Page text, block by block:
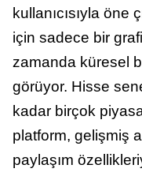
kullanıcısıyla öne
için sadece bir
zamanda küresel
görüyor. Hisse
kadar birçok
platform, gelişmiş
paylaşım